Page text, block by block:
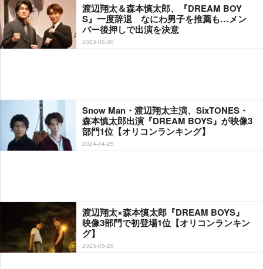
渡辺翔太＆森本慎太郎、『DREAM BOY
S』一度辞退 なにわ男子を推薦も…メン
バー後押しで出演を決意
2023-06-30
Snow Man・渡辺翔太主演、SixTONES・
森本慎太郎出演『DREAM BOYS』が映像3
部門1位【オリコンランキング】
2024-04-25
渡辺翔太×森本慎太郎『DREAM BOYS』
映像3部門で初登場1位【オリコンランキン
グ】
2025-05-29